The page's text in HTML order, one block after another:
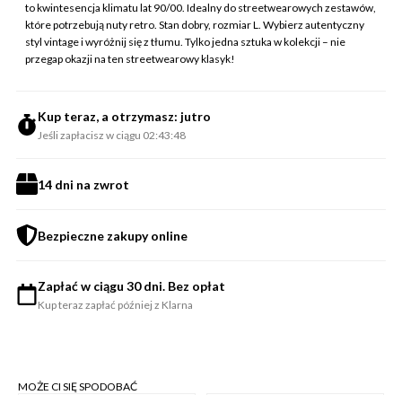
to kwintesencja klimatu lat 90/00. Idealny do streetwearowych zestawów,
które potrzebują nuty retro. Stan dobry, rozmiar L. Wybierz autentyczny
styl vintage i wyróżnij się z tłumu. Tylko jedna sztuka w kolekcji – nie
przegap okazji na ten streetwearowy klasyk!
Kup teraz, a otrzymasz: jutro
Jeśli zapłacisz w ciągu 02:43:48
14 dni na zwrot
Bezpieczne zakupy online
Zapłać w ciągu 30 dni. Bez opłat
Kup teraz zapłać później z Klarna
MOŻE CI SIĘ SPODOBAĆ